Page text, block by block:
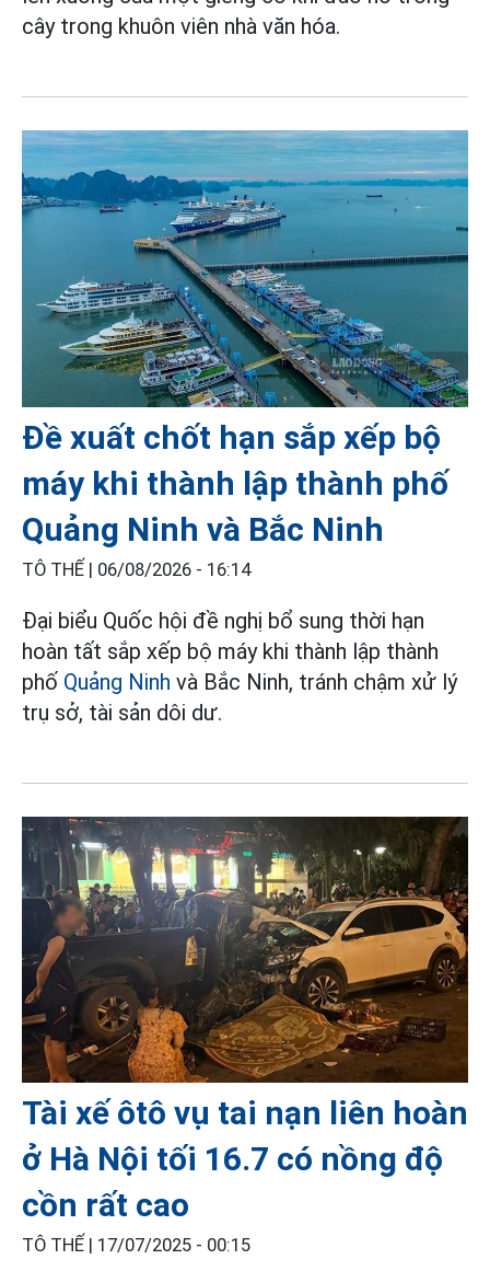
cây trong khuôn viên nhà văn hóa.
Đề xuất chốt hạn sắp xếp bộ
máy khi thành lập thành phố
Quảng Ninh và Bắc Ninh
TÔ THẾ | 06/08/2026 - 16:14
Đại biểu Quốc hội đề nghị bổ sung thời hạn
hoàn tất sắp xếp bộ máy khi thành lập thành
phố Quảng Ninh và Bắc Ninh, tránh chậm xử lý
trụ sở, tài sản dôi dư.
Tài xế ôtô vụ tai nạn liên hoàn
ở Hà Nội tối 16.7 có nồng độ
cồn rất cao
TÔ THẾ | 17/07/2025 - 00:15